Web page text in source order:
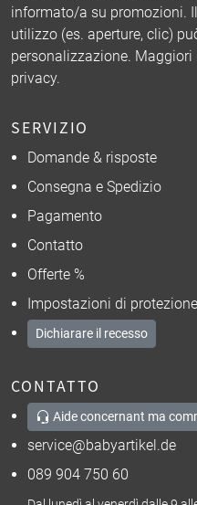
informato/a su promozioni.
utilizzo (es. aperture, clic)
personalizzazione. Maggiori
privacy.
SERVIZIO
Domande & risposte
Consegna e Spedizio
Pagamento
Contatto
Offerte %
Impostazioni di
Dichiarare il recesso
CONTATTO
Aide concernant ma
service@babyartikel.de
089 904 750 60